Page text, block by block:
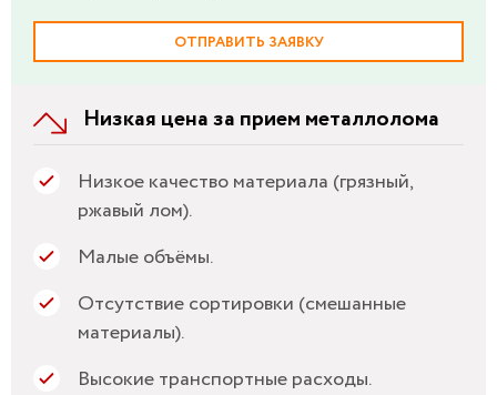
ОТПРАВИТЬ ЗАЯВКУ
Низкая цена за прием металлолома
Низкое качество материала (грязный,
ржавый лом).
Малые объёмы.
Отсутствие сортировки (смешанные
материалы).
Высокие транспортные расходы.